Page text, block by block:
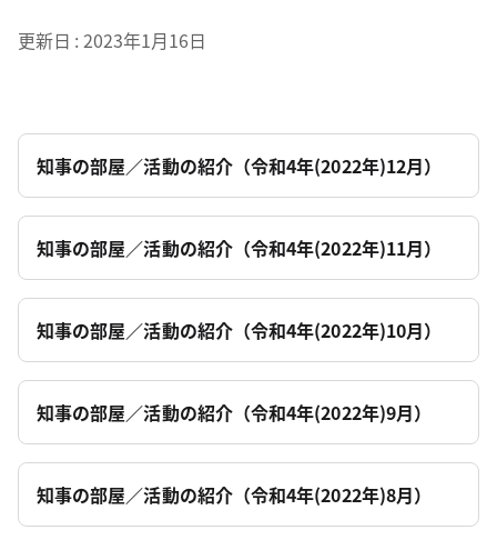
更新日 2023年1月16日
知事の部屋／活動の紹介（令和4年(2022年)12月）
知事の部屋／活動の紹介（令和4年(2022年)11月）
知事の部屋／活動の紹介（令和4年(2022年)10月）
知事の部屋／活動の紹介（令和4年(2022年)9月）
知事の部屋／活動の紹介（令和4年(2022年)8月）